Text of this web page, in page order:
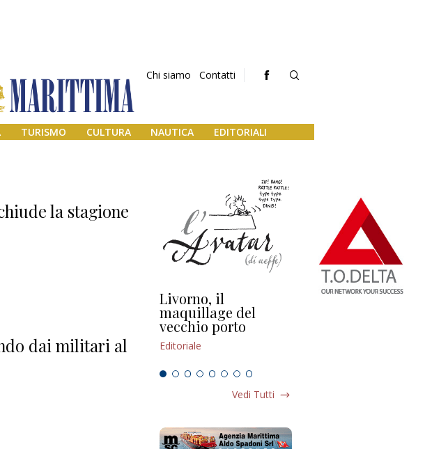
Chi siamo Contatti
TURISMO CULTURA NAUTICA EDITORIALI
la stagione
dai militari al
Livorno, il
maquillage del
vecchio porto
Editoriale
L’uscita di scena di
Vedi Tutti